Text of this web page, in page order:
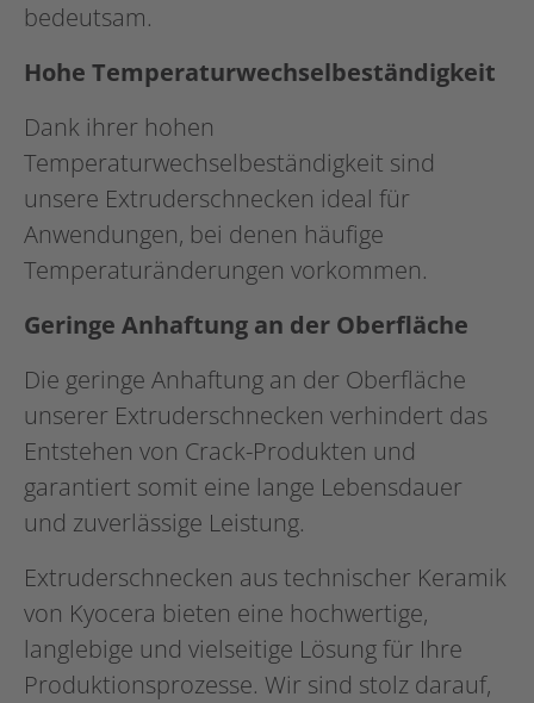
bedeutsam.
Hohe Temperaturwechselbeständigkeit
Dank ihrer hohen
Temperaturwechselbeständigkeit sind
unsere Extruderschnecken ideal für
Anwendungen, bei denen häufige
Temperaturänderungen vorkommen.
Geringe Anhaftung an der Oberfläche
Die geringe Anhaftung an der Oberfläche
unserer Extruderschnecken verhindert das
Entstehen von Crack-Produkten und
garantiert somit eine lange Lebensdauer
und zuverlässige Leistung.
Extruderschnecken aus technischer Keramik
von Kyocera bieten eine hochwertige,
langlebige und vielseitige Lösung für Ihre
Produktionsprozesse. Wir sind stolz darauf,